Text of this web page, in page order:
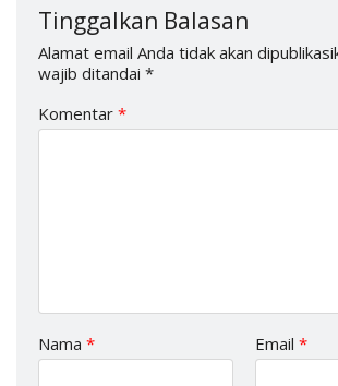
Tinggalkan Balasan
Alamat email Anda tidak akan
wajib ditandai *
Komentar *
Nama * Email *